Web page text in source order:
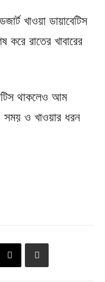
খাওয়া ডায়াবেটিস
করে রাতের খাবারের
থাকলেও আম
সময় ও খাওয়ার ধরন